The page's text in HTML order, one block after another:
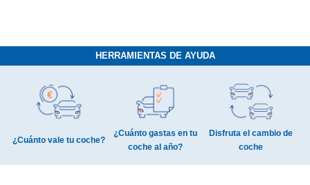
HERRAMIENTAS DE AYUDA
¿Cuánto vale tu coche?
¿Cuánto gastas en tu
coche al año?
Disfruta el cambio de
coche